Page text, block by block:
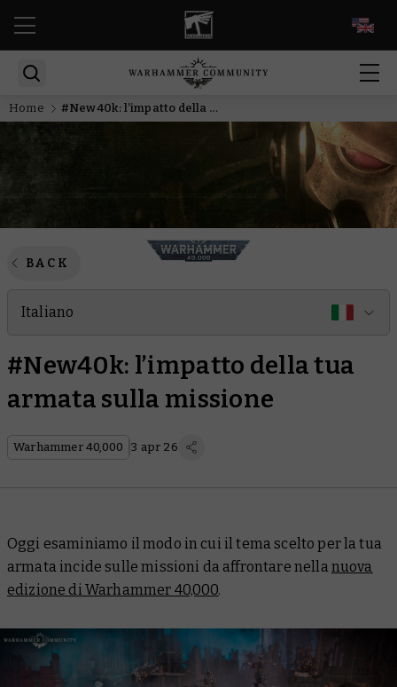
Home #New40k: l’impatto della tua armata sulla missione
BACK
Italiano
#New40k: l’impatto della tua
armata sulla missione
Warhammer 40,000 3 apr 26
Oggi esaminiamo il modo in cui il tema scelto per la tua
armata incide sulle missioni da affrontare nellanuova
edizione di Warhammer 40,000.